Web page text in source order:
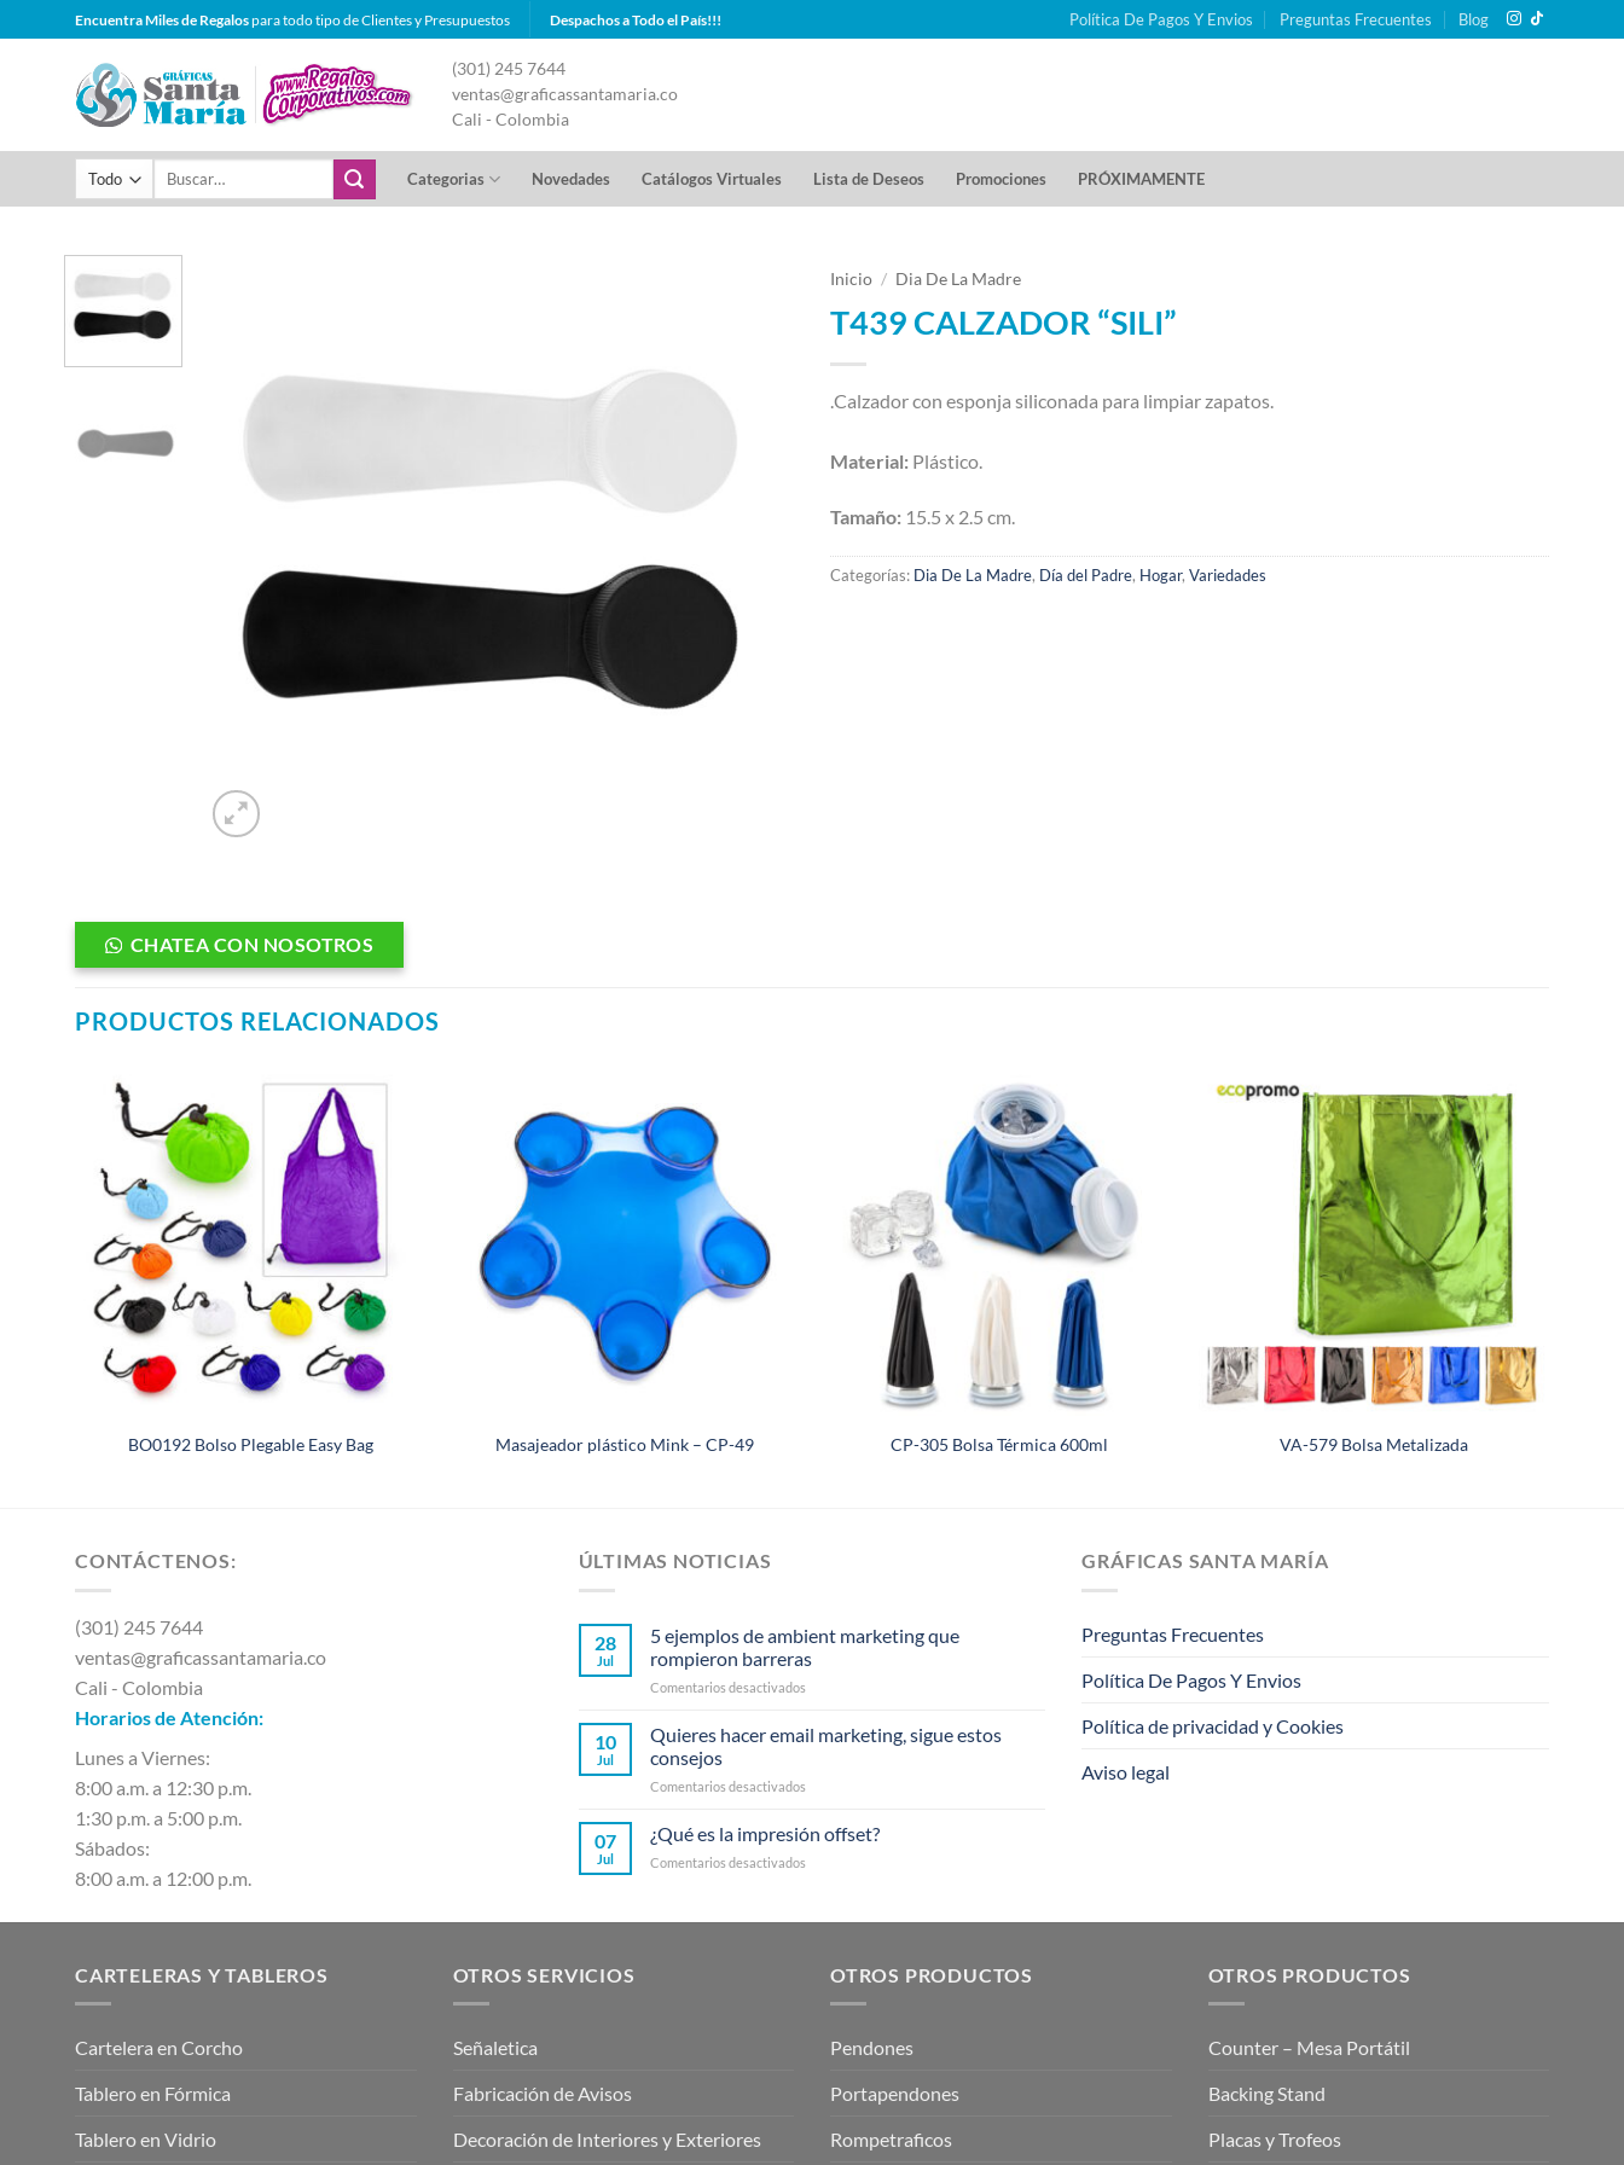
al
contenido
Encuentra Miles de Regalospara todo tipo de Clientes y Presupuestos Despachos a Todo el País!!! Política De Pagos Y Envios Preguntas Frecuentes Blog
(301) 245 7644
ventas@graficassantamaria.co
Cali - Colombia
Buscar
Categorias Novedades Catálogos Virtuales Lista de Deseos Promociones PRÓXIMAMENTE
Inicio / Dia De La Madre
T439 CALZADOR “SILI”
.Calzador con esponja siliconada para limpiar zapatos.
Material: Plástico.
Tamaño: 15.5 x 2.5 cm.
Categorías: Dia De La Madre, Día del Padre, Hogar, Variedades
CHATEA CON NOSOTROS
PRODUCTOS RELACIONADOS
BO0192 Bolso Plegable Easy Bag Masajeador plástico Mink – CP-49 CP-305 Bolsa Térmica 600ml VA-579 Bolsa Metalizada
CONTÁCTENOS:
(301) 245 7644
ventas@graficassantamaria.co
Cali - Colombia
Horarios de Atención:
Lunes a Viernes:
8:00 a.m. a 12:30 p.m.
1:30 p.m. a 5:00 p.m.
Sábados:
8:00 a.m. a 12:00 p.m.
ÚLTIMAS NOTICIAS
28
Jul
5 ejemplos de ambient marketing que
rompieron barreras
Comentarios desactivadosen
ejemplos
de
marketing
rompieron
10
Jul
Quieres hacer email marketing, sigue estos
consejos
Comentarios desactivadosen
hacer
email
marketing,
07
Jul
¿Qué es la impresión offset?
Comentarios desactivadosen
la
GRÁFICAS SANTA MARÍA
Preguntas Frecuentes
Política De Pagos Y Envios
Política de privacidad y Cookies
Aviso legal
CARTELERAS Y TABLEROS
Cartelera en Corcho
Tablero en Fórmica
Tablero en Vidrio
OTROS SERVICIOS
Señaletica
Fabricación de Avisos
Decoración de Interiores y Exteriores
OTROS PRODUCTOS
Pendones
Portapendones
Rompetraficos
OTROS PRODUCTOS
Counter – Mesa Portátil
Backing Stand
Placas y Trofeos